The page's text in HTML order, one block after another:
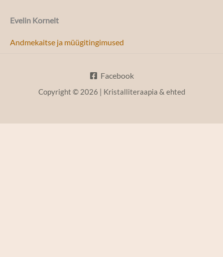
Evelin Kornelt
Andmekaitse ja müügitingimused
Facebook
Copyright © 2026 | Kristalliteraapia & ehted